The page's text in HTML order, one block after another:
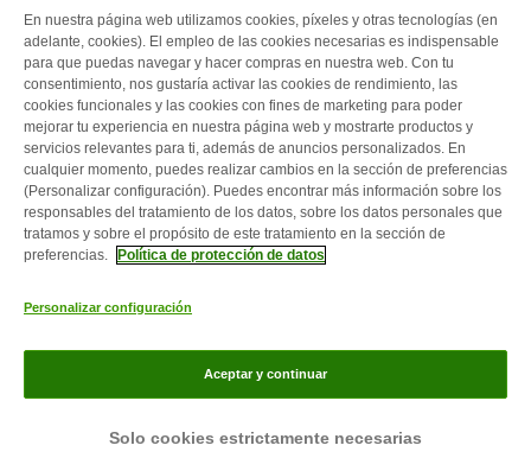
España / ES
Follow zooplus
Quiénes somos Empleo
Contacto
Gastos de envío y plazo de entrega
Formas de pago
Protección de datos
En nuestra página web utilizamos cookies, píxeles y otras tecnologías (en
adelante, cookies). El empleo de las cookies necesarias es indispensable
para que puedas navegar y hacer compras en nuestra web. Con tu
consentimiento, nos gustaría activar las cookies de rendimiento, las
cookies funcionales y las cookies con fines de marketing para poder
mejorar tu experiencia en nuestra página web y mostrarte productos y
servicios relevantes para ti, además de anuncios personalizados. En
cualquier momento, puedes realizar cambios en la sección de preferencias
(Personalizar configuración). Puedes encontrar más información sobre los
responsables del tratamiento de los datos, sobre los datos personales que
tratamos y sobre el propósito de este tratamiento en la sección de
preferencias.
Política de protección de datos
Personalizar configuración
Solo cookies estrictamente necesarias
Aceptar y continuar